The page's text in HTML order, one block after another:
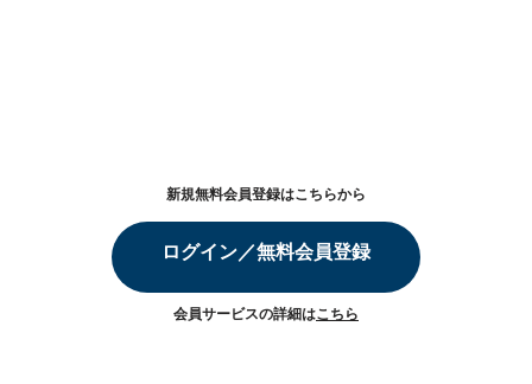
新規無料会員登録はこちらから
ログイン／無料会員登録
会員サービスの詳細はこちら